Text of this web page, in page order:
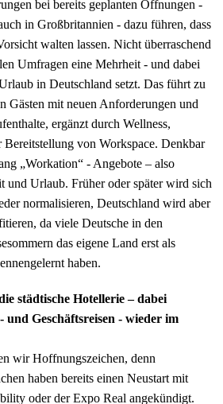
bei bereits geplanten Öffnungen -
in Großbritannien - dazu führen, dass
walten lassen. Nicht überraschend
Umfragen eine Mehrheit - und dabei
in Deutschland setzt. Das führt zu
Gästen mit neuen Anforderungen und
ergänzt durch Wellness,
von Workspace. Denkbar
„Workation“ - Angebote – also
und Urlaub. Früher oder später wird sich
normalisieren, Deutschland wird aber
da viele Deutsche in den
das eigene Land erst als
haben.
städtische Hotellerie – dabei
und Geschäftsreisen - wieder im
wir Hoffnungszeichen, denn
haben bereits einen Neustart mit
oder der Expo Real angekündigt.